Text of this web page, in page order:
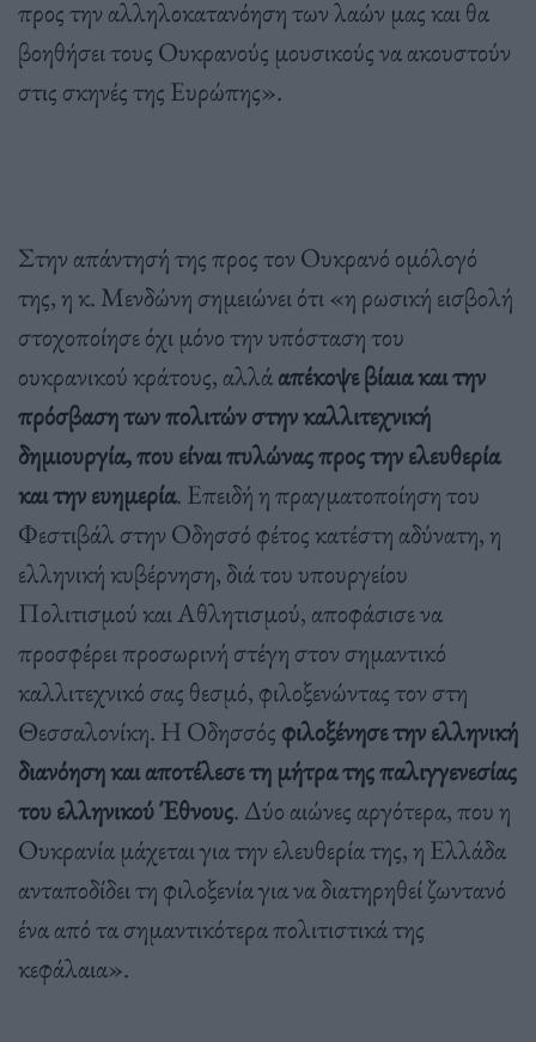
προς την αλληλοκατανόηση των λαών μας και θα
βοηθήσει τους Ουκρανούς μουσικούς να ακουστούν
στις σκηνές της Ευρώπης».
Στην απάντησή της προς τον Ουκρανό ομόλογό
της, η κ. Μενδώνη σημειώνει ότι «η ρωσική εισβολή
στοχοποίησε όχι μόνο την υπόσταση του
ουκρανικού κράτους, αλλάαπέκοψε βίαια και την
πρόσβαση των πολιτών στην καλλιτεχνική
δημιουργία, που είναι πυλώνας προς την ελευθερία
και την ευημερία. Επειδή η πραγματοποίηση του
Φεστιβάλ στην Οδησσό φέτος κατέστη αδύνατη, η
ελληνική κυβέρνηση, διά του υπουργείου
Πολιτισμού και Αθλητισμού, αποφάσισε να
προσφέρει προσωρινή στέγη στον σημαντικό
καλλιτεχνικό σας θεσμό, φιλοξενώντας τον στη
Θεσσαλονίκη. Η Οδησσός φιλοξένησε την ελληνική
διανόηση και αποτέλεσε τη μήτρα της παλιγγενεσίας
του ελληνικού Έθνους. Δύο αιώνες αργότερα, που η
Ουκρανία μάχεται για την ελευθερία της, η Ελλάδα
ανταποδίδει τη φιλοξενία για να διατηρηθεί ζωντανό
ένα από τα σημαντικότερα πολιτιστικά της
κεφάλαια».